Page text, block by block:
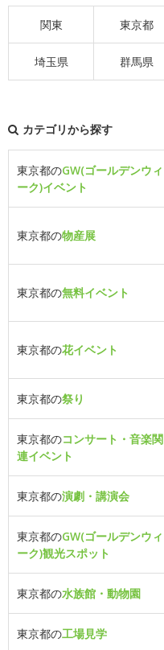
関東 東京都
埼玉県 群馬県
カテゴリから探す
東京都のGW(ゴールデンウィ
ーク)イベント
東京都の物産展
東京都の無料イベント
東京都の花イベント
東京都の祭り
東京都のコンサート・音楽関
連イベント
東京都の演劇・講演会
東京都のGW(ゴールデンウィ
ーク)観光スポット
東京都の水族館・動物園
東京都の工場見学